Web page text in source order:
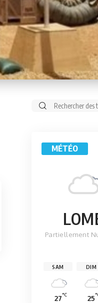
Rechercher:
MÉTÉO
Partiellement
SAM
27°C
DIM
25